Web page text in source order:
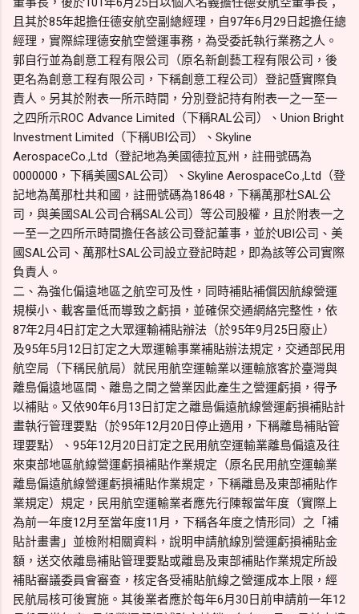
且其於85年起擔任德安航空副總經理，自97年6月29日起擔任總
經理，實際綜理德安航空營運事務，為受委託執行業務之人。
郭自行並為創意工程有限公司（原名新創藝工程有限公司，後
更名為創意工程有限公司，下稱創意工程公司）登記暨實際負
責人。另其於附表一所示時間，分別登記持有附表一之一至一
之四所示ROC Advance Limited（下稱RAL公司）、Union Bright
Investment Limited（下稱UBI公司）、Skyline
AerospaceCo.,Ltd（登記地為美國德拉瓦州，註冊號碼為
0000000，下稱美國SAL公司）、Skyline AerospaceCo.,Ltd（登
記地為萬那杜共和國，註冊號碼為18648，下稱萬那杜SAL公
司，與美國SAL公司合稱SAL公司）等公司股權，且於附表一之
一至一之四所示時間擔任各該公司登記董事，並於UBI公司、美
國SAL公司、萬那杜SAL公司設立登記時起，即為該等公司實際
負責人。
二、為強化偏遠地區之航空可及性，同時補貼補償因航線營運
規模小、載客量低而導致之虧損，並確保交通網絡完整性，依
87年2月4日訂定之大眾運輸補貼辦法（於95年9月25日廢止）
及95年5月12日訂定之大眾運輸事業補貼辦法規定，交通部民用
航空局（下稱民航局）就民用航空運輸業以運輸旅客於臺灣與
離島偏遠地區間、離島之間之營業因此產生之營運虧損，得予
以補貼。又依90年6月13日訂定之離島偏遠航線營運虧損補貼計
畫執行管理要點（於95年12月20日停止適用，下稱離島補貼管
理要點）、95年12月20日訂定之民用航空運輸業離島偏遠及往
來東部地區航線營運虧損補貼作業規定（原名民用航空運輸業
離島偏遠航線營運虧損補貼作業規定，下稱離島及東部補貼作
業規定）規定，民用航空運輸業者應先行陳報當年度（實際上
為前一年度12月至當年度11月，下稱各年度之情形同）之「補
貼計畫書」並檢附相關資料，說明申請航線別營運虧損補貼金
額，送交依離島補貼管理要點或離島及東部補貼作業規定所設
補貼審議委員會審查，核定各受補貼航線之營運成本上限，經
民航局核可後實施。其後業者應於每年6月30日前申請前一年12